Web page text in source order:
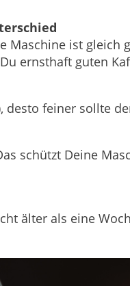
Maschine ist gleich
ernsthaft guten
desto feiner sollte
schützt Deine
älter als eine